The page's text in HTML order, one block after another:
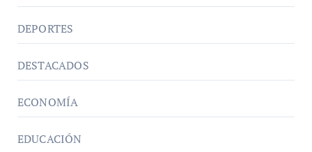
DEPORTES
DESTACADOS
ECONOMÍA
EDUCACIÓN